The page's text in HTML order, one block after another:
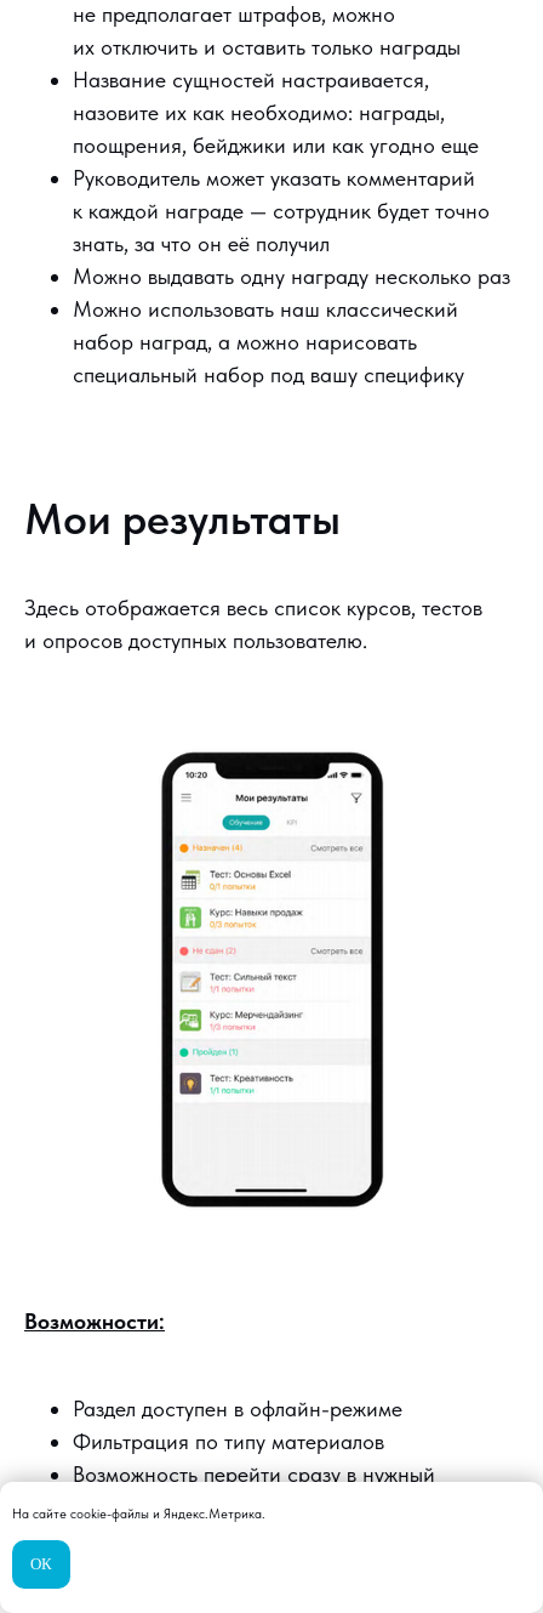
не предполагает штрафов, можно
их отключить и оставить только награды
Название сущностей настраивается,
назовите их как необходимо: награды,
поощрения, бейджики или как угодно еще
Руководитель может указать комментарий
к каждой награде — сотрудник будет точно
знать, за что он её получил
Можно выдавать одну награду несколько раз
Можно использовать наш классический
набор наград, а можно нарисовать
специальный набор под вашу специфику
Мои результаты
Здесь отображается весь список курсов, тестов
и опросов доступных пользователю.
Возможности:
Раздел доступен в офлайн-режиме
Фильтрация по типу материалов
Возможность перейти сразу в нужный
материал и улучшить свои результаты
На сайте cookie-файлы и Яндекс.Метрика.
ОК